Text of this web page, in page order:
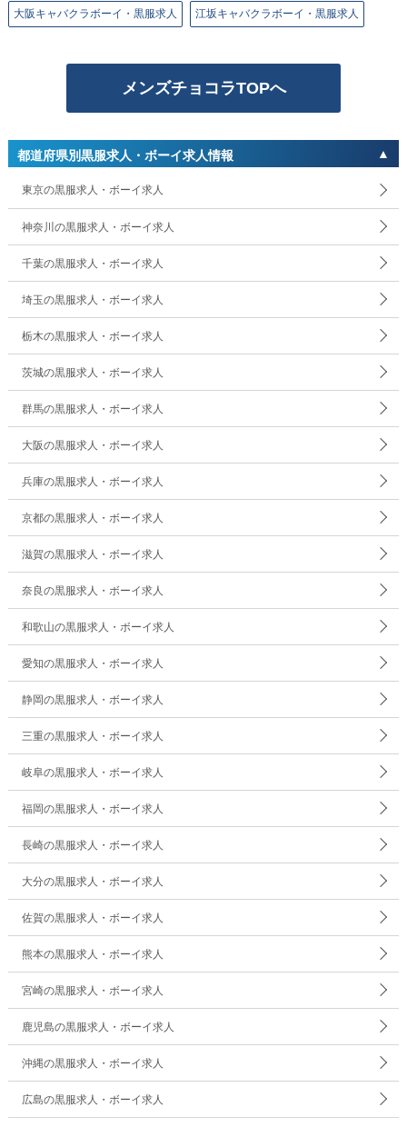
大阪キャバクラボーイ・黒服求人 江坂キャバクラボーイ・黒服求人
メンズチョコラTOPへ
都道府県別黒服求人・ボーイ求人情報
東京の黒服求人・ボーイ求人
神奈川の黒服求人・ボーイ求人
千葉の黒服求人・ボーイ求人
埼玉の黒服求人・ボーイ求人
栃木の黒服求人・ボーイ求人
茨城の黒服求人・ボーイ求人
群馬の黒服求人・ボーイ求人
大阪の黒服求人・ボーイ求人
兵庫の黒服求人・ボーイ求人
京都の黒服求人・ボーイ求人
滋賀の黒服求人・ボーイ求人
奈良の黒服求人・ボーイ求人
和歌山の黒服求人・ボーイ求人
愛知の黒服求人・ボーイ求人
静岡の黒服求人・ボーイ求人
三重の黒服求人・ボーイ求人
岐阜の黒服求人・ボーイ求人
福岡の黒服求人・ボーイ求人
長崎の黒服求人・ボーイ求人
大分の黒服求人・ボーイ求人
佐賀の黒服求人・ボーイ求人
熊本の黒服求人・ボーイ求人
宮崎の黒服求人・ボーイ求人
鹿児島の黒服求人・ボーイ求人
沖縄の黒服求人・ボーイ求人
広島の黒服求人・ボーイ求人